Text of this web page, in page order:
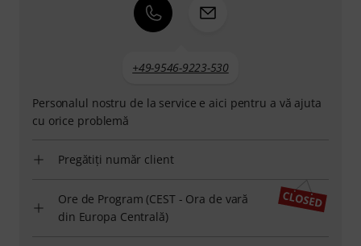
+49-9546-9223-530
Personalul nostru de la service e aici pentru a vă ajuta
cu orice problemă
Pregătiți număr client
Ore de Program (CEST - Ora de vară
din Europa Centrală)